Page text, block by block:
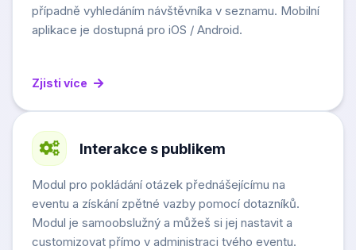
případně vyhledáním návštěvníka v seznamu. Mobilní
aplikace je dostupná pro iOS / Android.
Zjisti více
Interakce s publikem
Modul pro pokládání otázek přednášejícímu na
eventu a získání zpětné vazby pomocí dotazníků.
Modul je samoobslužný a můžeš si jej nastavit a
customizovat přímo v administraci tvého eventu.